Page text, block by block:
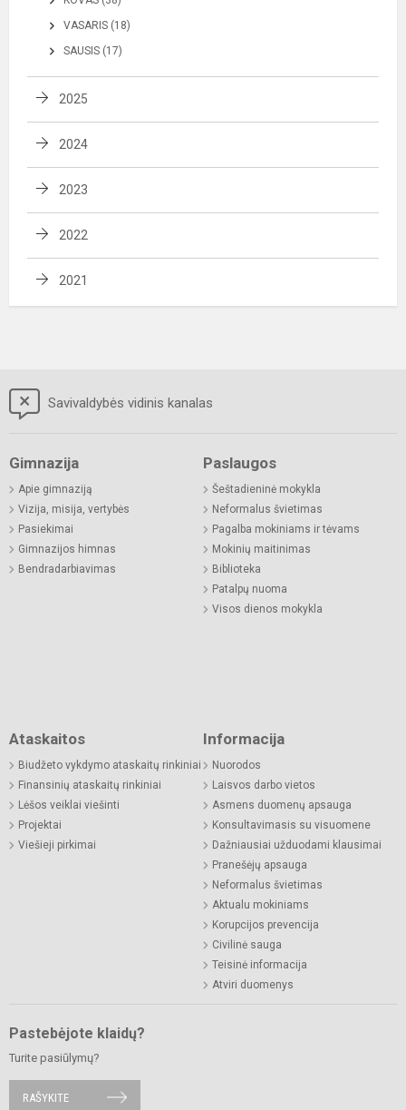
VASARIS (18)
SAUSIS (17)
2025
2024
2023
2022
2021
Savivaldybės vidinis kanalas
Gimnazija
Apie gimnaziją
Vizija, misija, vertybės
Pasiekimai
Gimnazijos himnas
Bendradarbiavimas
Paslaugos
Šeštadieninė mokykla
Neformalus švietimas
Pagalba mokiniams ir tėvams
Mokinių maitinimas
Biblioteka
Patalpų nuoma
Visos dienos mokykla
Ataskaitos
Biudžeto vykdymo ataskaitų rinkiniai
Finansinių ataskaitų rinkiniai
Lėšos veiklai viešinti
Projektai
Viešieji pirkimai
Informacija
Nuorodos
Laisvos darbo vietos
Asmens duomenų apsauga
Konsultavimasis su visuomene
Dažniausiai užduodami klausimai
Pranešėjų apsauga
Neformalus švietimas
Aktualu mokiniams
Korupcijos prevencija
Civilinė sauga
Teisinė informacija
Atviri duomenys
Pastebėjote klaidų?
Turite pasiūlymų?
RAŠYKITE